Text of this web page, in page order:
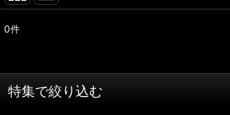
並び順 :
0件
特集で絞り込む